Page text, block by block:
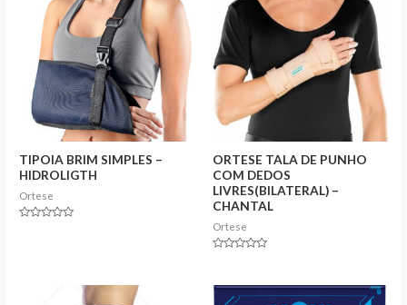
TIPOIA BRIM SIMPLES –
HIDROLIGTH
Ortese
ORTESE TALA DE PUNHO
COM DEDOS
LIVRES(BILATERAL) –
CHANTAL
Ortese
of
5